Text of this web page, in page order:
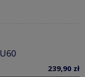
239,90 zł